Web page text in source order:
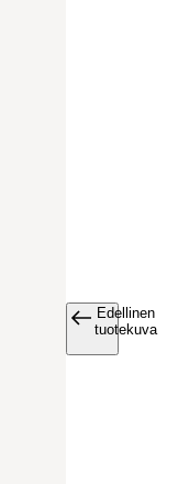
Edellinen
tuotekuva